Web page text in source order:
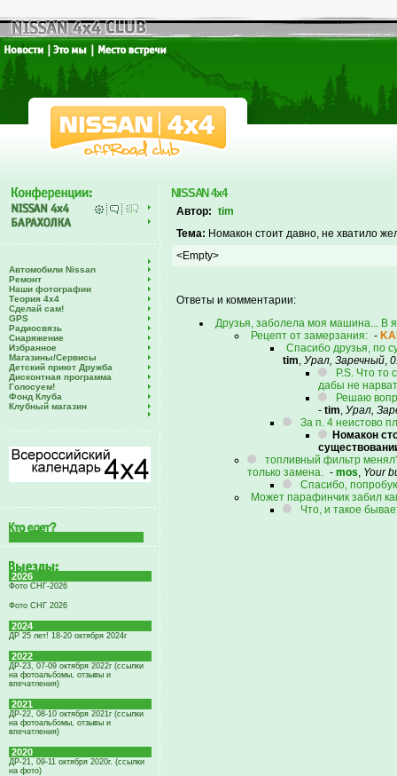
Автомобили Nissan
Ремонт
Наши фотографии
Теория 4х4
Сделай сам!
GPS
Радиосвязь
Снаряжение
Избранное
Магазины/Сервисы
Детский приют Дружба
Дисконтная программа
Голосуем!
Фонд Клуба
Клубный магазин
2026
Фото СНГ-2026
Фото СНГ 2026
2024
ДР 25 лет! 18-20 октября 2024г
2022
ДР-23, 07-09 октября 2022г (ссылки
на фотоальбомы, отзывы и
впечатления)
2021
ДР-22, 08-10 октября 2021г (ссылки
на фотоальбомы, отзывы и
впечатления)
2020
ДР-21, 09-11 октября 2020г. (ссылки
на фото)
NISSAN 4x4
Автор: tim
Тема: Номакон стоит давно, не хватило
<Empty>
Ответы и комментарии:
Друзья, заболела моя машина... В
Рецепт от замерзания: -
Спасибо друзья, по
tim, Урал, Заречный,
P.S. Что то
дабы не
Решаю
- tim, Урал,
За п. 4 неистово
Номакон
топливный фильтр
только замена. - mos, Your
Спасибо,
Может парафинчик забил
Что, и такое